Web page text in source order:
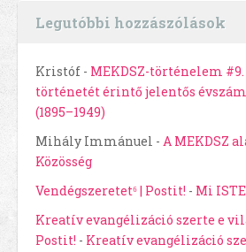
Legutóbbi hozzászólások
Kristóf - MEKDSZ-történelem #9.
történetét érintő jelentős
(1895–1949)
Mihály Immánuel - A MEKDSZ
Közösség
Vendégszeretet⁶ | Postit! - Mi
Kreatív evangélizáció szerte e
Postit! - Kreatív evangélizáció